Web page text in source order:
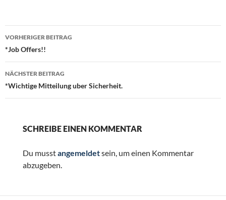
Beitragsnavigation
VORHERIGER BEITRAG
*Job Offers!!
NÄCHSTER BEITRAG
*Wichtige Mitteilung uber Sicherheit.
SCHREIBE EINEN KOMMENTAR
Du musstangemeldetsein, um einen Kommentar
abzugeben.